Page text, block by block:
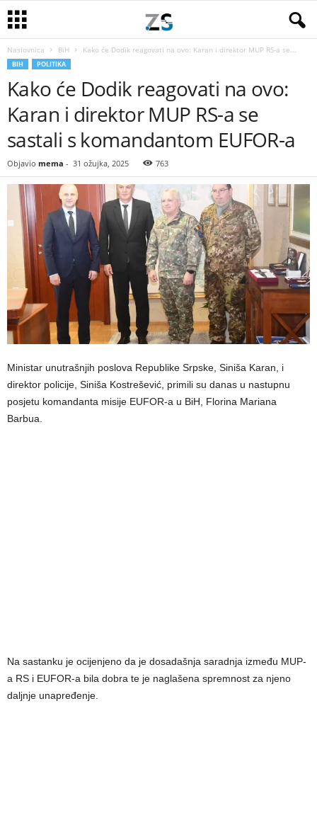
Naslovnica BiH Kako će Dodik reagovati na ovo: Karan i direktor MUP RS-a se...
BIH POLITIKA
Kako će Dodik reagovati na ovo:
Karan i direktor MUP RS-a se
sastali s komandantom EUFOR-a
Objavio mema - 31 ožujka, 2025 763
Ministar unutrašnjih poslova Republike Srpske, Siniša Karan, i
direktor policije, Siniša Kostrešević, primili su danas u nastupnu
posjetu komandanta misije EUFOR-a u BiH, Florina Mariana
Barbua.
Na sastanku je ocijenjeno da je dosadašnja saradnja između MUP-
a RS i EUFOR-a bila dobra te je naglašena spremnost za njeno
daljnje unapređenje.